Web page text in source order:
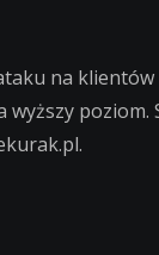
na
wyższy poziom.